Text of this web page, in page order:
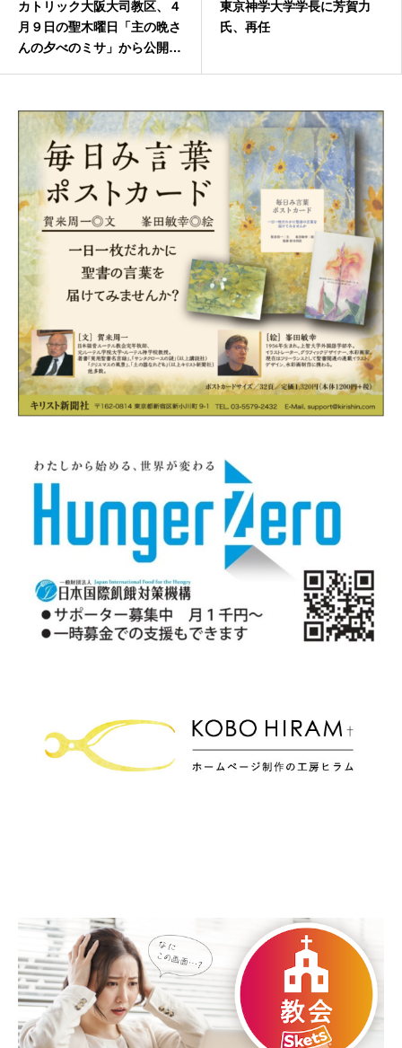
カトリック大阪大司教区、４
月９日の聖木曜日「主の晩さ
んの夕べのミサ」から公開ミ
東京神学大学学長に芳賀力
氏、再任